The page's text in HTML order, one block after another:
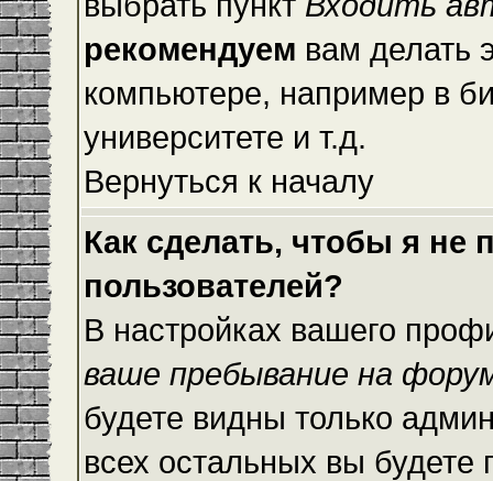
рекомендуем вам делать
компьютере, например в
университете и т.д.
Вернуться к началу
Как сделать, чтобы я не
пользователей?
В настройках вашего
ваше пребывание на
будете видны только
всех остальных вы будете